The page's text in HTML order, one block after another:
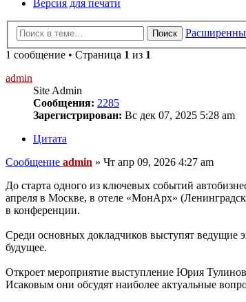
Версия для печати
Поиск
1 сообщение • Страница 1 из 1
admin
Site Admin
Сообщения: 2285
Зарегистрирован: Вс дек 07, 2025 5:28 am
Цитата
Сообщение admin » Чт апр 09, 2026 4:27 am
До старта одного из ключевых событий
апреля в Москве, в отеле «МонАрх»
в конференции.
Среди основных докладчиков выступят ведущие
будущее.
Откроет мероприятие выступление Юрия
Исаковым они обсудят наиболее актуальные